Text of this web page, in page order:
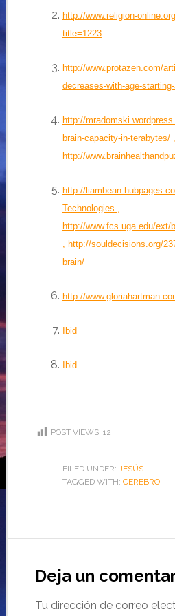
http://www.religion-
title=1223
http://www.protazen.com/
decreases-with-age-
http://
brain-capacity-in-terabytes/,
http://
http://
Technologies ,
http://www.fcs.uga.edu/ext/
, http://souldecisions.org/
brain/
http://
Ibid
Ibid.
POST VIEWS: 12
FILED UNDER: JESÚS
TAGGED WITH: CEREBRO
Deja un
Tu dirección de correo